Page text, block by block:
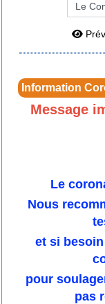
Information
Message
Le
Nous
et si
pour
pas